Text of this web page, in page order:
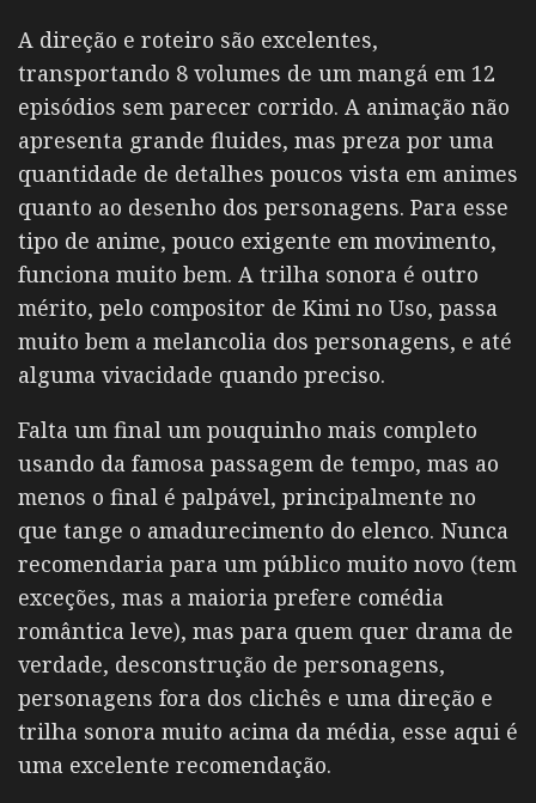
A direção e roteiro são excelentes,
transportando 8 volumes de um mangá em 12
episódios sem parecer corrido. A animação não
apresenta grande fluides, mas preza por uma
quantidade de detalhes poucos vista em animes
quanto ao desenho dos personagens. Para esse
tipo de anime, pouco exigente em movimento,
funciona muito bem. A trilha sonora é outro
mérito, pelo compositor de Kimi no Uso, passa
muito bem a melancolia dos personagens, e até
alguma vivacidade quando preciso.
Falta um final um pouquinho mais completo
usando da famosa passagem de tempo, mas ao
menos o final é palpável, principalmente no
que tange o amadurecimento do elenco. Nunca
recomendaria para um público muito novo (tem
exceções, mas a maioria prefere comédia
romântica leve), mas para quem quer drama de
verdade, desconstrução de personagens,
personagens fora dos clichês e uma direção e
trilha sonora muito acima da média, esse aqui é
uma excelente recomendação.